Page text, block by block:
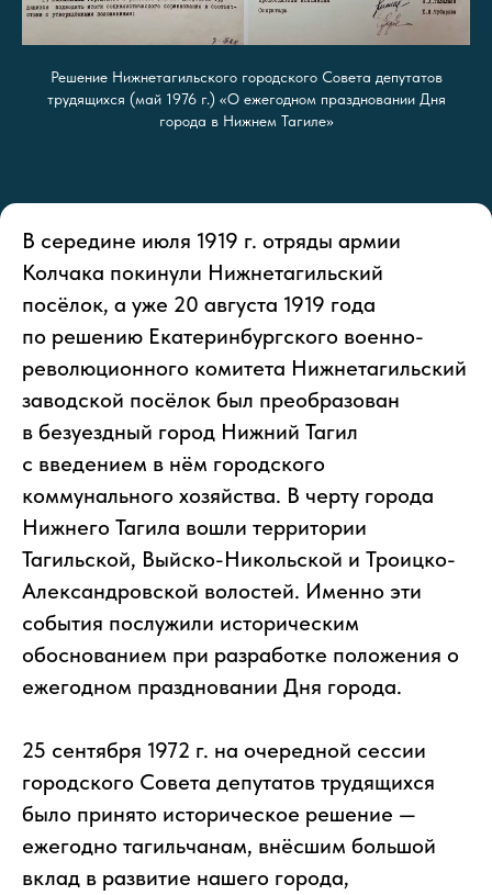
Решение Нижнетагильского городского Совета депутатов
трудящихся (май 1976 г.) «О ежегодном праздновании Дня
города в Нижнем Тагиле»
В середине июля 1919 г. отряды армии
Колчака покинули Нижнетагильский
посёлок, а уже 20 августа 1919 года
по решению Екатеринбургского военно-
революционного комитета Нижнетагильский
заводской посёлок был преобразован
в безуездный город Нижний Тагил
с введением в нём городского
коммунального хозяйства. В черту города
Нижнего Тагила вошли территории
Тагильской, Выйско-Никольской и Троицко-
Александровской волостей. Именно эти
события послужили историческим
обоснованием при разработке положения о
ежегодном праздновании Дня города.
25 сентября 1972 г. на очередной сессии
городского Совета депутатов трудящихся
было принято историческое решение —
ежегодно тагильчанам, внёсшим большой
вклад в развитие нашего города,